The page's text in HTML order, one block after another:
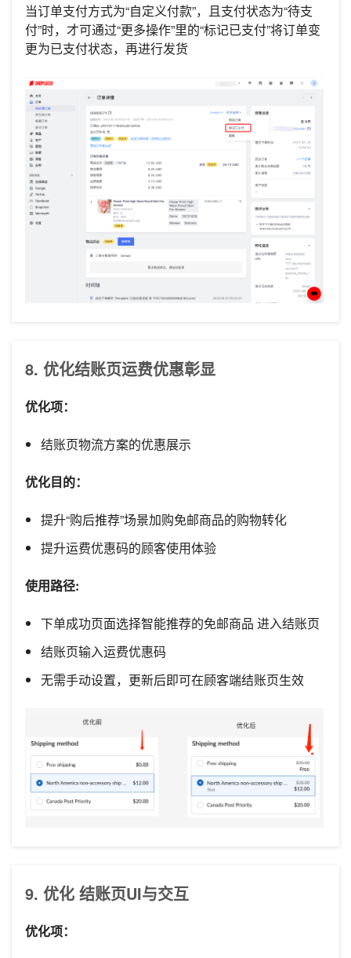
当订单支付方式为“自定义付款”，且支付状态为“待支
付”时，才可通过“更多操作”里的“标记已支付”将订单变
更为已支付状态，再进行发货
8. 优化结账页运费优惠彰显
优化项：
结账页物流方案的优惠展示
优化目的：
提升“购后推荐”场景加购免邮商品的购物转化
提升运费优惠码的顾客使用体验
使用路径:
下单成功页面选择智能推荐的免邮商品 进入结账页
结账页输入运费优惠码
无需手动设置，更新后即可在顾客端结账页生效
9. 优化 结账页UI与交互
优化项：